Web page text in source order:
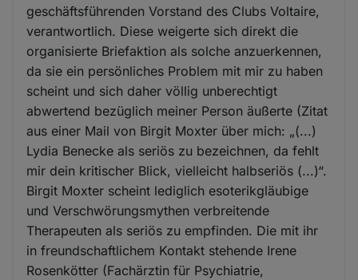
geschäftsführenden Vorstand des Clubs Voltaire,
verantwortlich. Diese weigerte sich direkt die
organisierte Briefaktion als solche anzuerkennen,
da sie ein persönliches Problem mit mir zu haben
scheint und sich daher völlig unberechtigt
abwertend bezüglich meiner Person äußerte (Zitat
aus einer Mail von Birgit Moxter über mich: „(...)
Lydia Benecke als seriös zu bezeichnen, da fehlt
mir dein kritischer Blick, vielleicht halbseriös (...)“.
Birgit Moxter scheint lediglich esoterikgläubige
und Verschwörungsmythen verbreitende
Therapeuten als seriös zu empfinden. Die mit ihr
in freundschaftlichem Kontakt stehende Irene
Rosenkötter (Fachärztin für Psychiatrie,